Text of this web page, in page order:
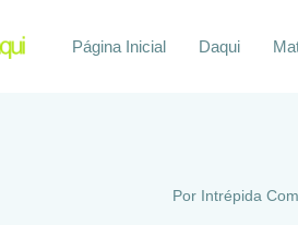
Página Inicial Daqui
Por Intrépida